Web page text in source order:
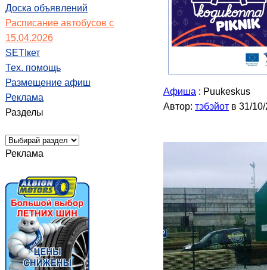
Доска объявлений
Расписание автобусов с
15.04.2026
SETIкет
Тех. помощь
Размещение афиш
Реклама
Разделы
Реклама
Афиша : Puukeskus
Автор: тэбэйот в 31/